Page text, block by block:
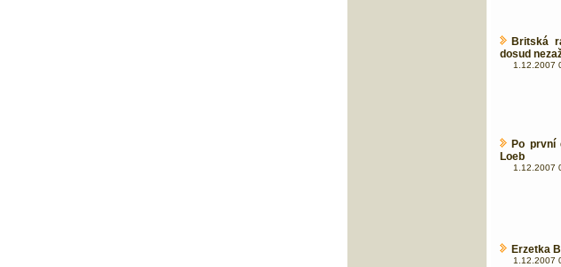
Britská
dosud
1.12.2007
Po první
Loeb
1.12.2007
Erzetka
1.12.2007